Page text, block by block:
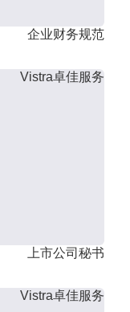
企业财务规范
Vistra卓佳服务
上市公司秘书
Vistra卓佳服务